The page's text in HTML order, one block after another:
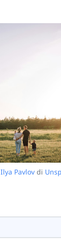
Ilya Pavlovdi